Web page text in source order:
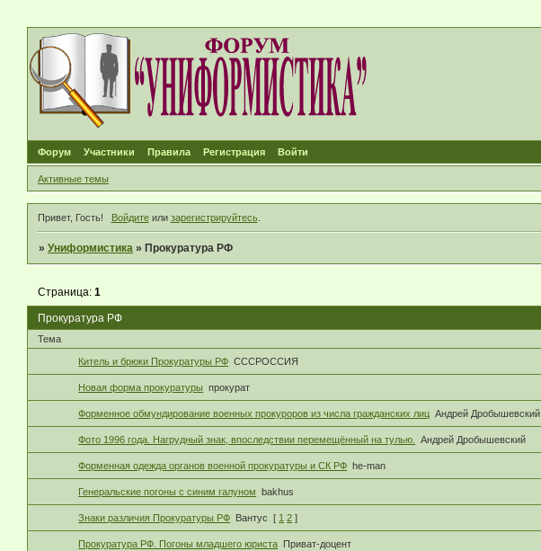
Форум Участники Правила Регистрация Войти
Активные темы
Привет, Гость! Войдитеили зарегистрируйтесь.
»Униформистика » Прокуратура РФ
Прокуратура РФ
Страница:1
Тема
Китель и брюки Прокуратуры РФ СССРОССИЯ
Новая форма прокуратуры прокурат
Форменное обмундирование военных прокуроров из числа гражданских лиц Андрей Дробышевский
Фото 1996 года. Нагрудный знак, впоследствии перемещённый на тулью. Андрей Дробышевский
Форменная одежда органов военной прокуратуры и СК РФ he-man
Генеральские погоны с синим галуном bakhus
Знаки различия Прокуратуры РФ Вантус [ 1 2 ]
Прокуратура РФ. Погоны младшего юриста Приват-доцент